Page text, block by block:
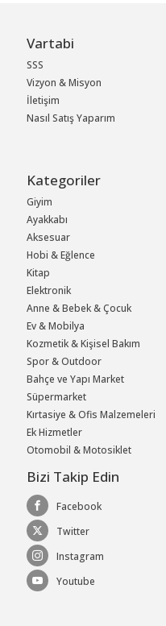
Vartabi
SSS
Vizyon & Misyon
İletişim
Nasıl Satış Yaparım
Kategoriler
Giyim
Ayakkabı
Aksesuar
Hobi & Eğlence
Kitap
Elektronik
Anne & Bebek & Çocuk
Ev & Mobilya
Kozmetik & Kişisel Bakım
Spor & Outdoor
Bahçe ve Yapı Market
Süpermarket
Kırtasiye & Ofis Malzemeleri
Ek Hizmetler
Otomobil & Motosiklet
Bizi Takip Edin
Facebook
Twitter
Instagram
Youtube